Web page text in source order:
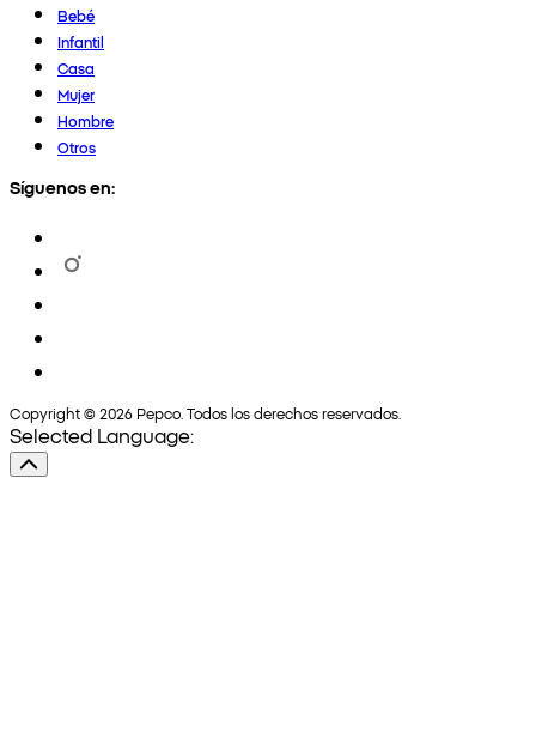
Bebé
Infantil
Casa
Mujer
Hombre
Otros
Síguenos en:
Copyright © 2026 Pepco. Todos los derechos reservados.
Selected Language: